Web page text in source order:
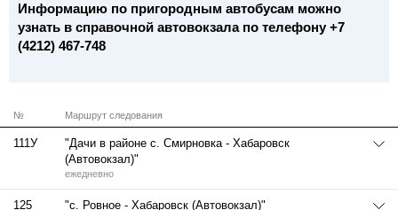
Информацию по пригородным автобусам можно
узнать в справочной автовокзала по телефону +7
(4212) 467-748
№ Маршрут следования
111У
"Дачи в районе с. Смирновка - Хабаровск
(Автовокзал)"
ежедневно
125 "с. Ровное - Хабаровск (Автовокзал)"